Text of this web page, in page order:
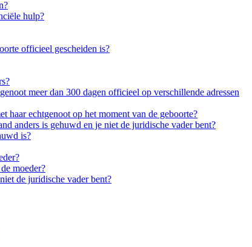
hulp?
officieel gescheiden is?
meer dan 300 dagen officieel op verschillende adressen
haar echtgenoot op het moment van de geboorte?
anders is gehuwd en je niet de juridische vader bent?
is?
moeder?
de juridische vader bent?